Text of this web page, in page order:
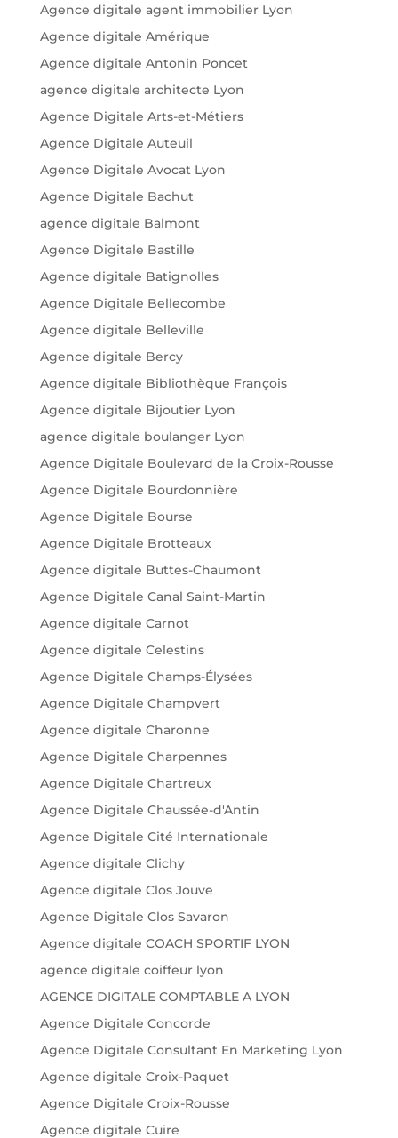
Agence digitale agent immobilier Lyon
Agence digitale Amérique
Agence digitale Antonin Poncet
agence digitale architecte Lyon
Agence Digitale Arts-et-Métiers
Agence Digitale Auteuil
Agence Digitale Avocat Lyon
Agence Digitale Bachut
agence digitale Balmont
Agence Digitale Bastille
Agence digitale Batignolles
Agence Digitale Bellecombe
Agence digitale Belleville
Agence digitale Bercy
Agence digitale Bibliothèque François
Agence digitale Bijoutier Lyon
agence digitale boulanger Lyon
Agence Digitale Boulevard de la Croix-Rousse
Agence Digitale Bourdonnière
Agence Digitale Bourse
Agence Digitale Brotteaux
Agence digitale Buttes-Chaumont
Agence Digitale Canal Saint-Martin
Agence digitale Carnot
Agence digitale Celestins
Agence Digitale Champs-Élysées
Agence Digitale Champvert
Agence digitale Charonne
Agence Digitale Charpennes
Agence Digitale Chartreux
Agence Digitale Chaussée-d'Antin
Agence Digitale Cité Internationale
Agence digitale Clichy
Agence digitale Clos Jouve
Agence Digitale Clos Savaron
Agence digitale COACH SPORTIF LYON
agence digitale coiffeur lyon
AGENCE DIGITALE COMPTABLE A LYON
Agence Digitale Concorde
Agence Digitale Consultant En Marketing Lyon
Agence digitale Croix-Paquet
Agence Digitale Croix-Rousse
Agence digitale Cuire